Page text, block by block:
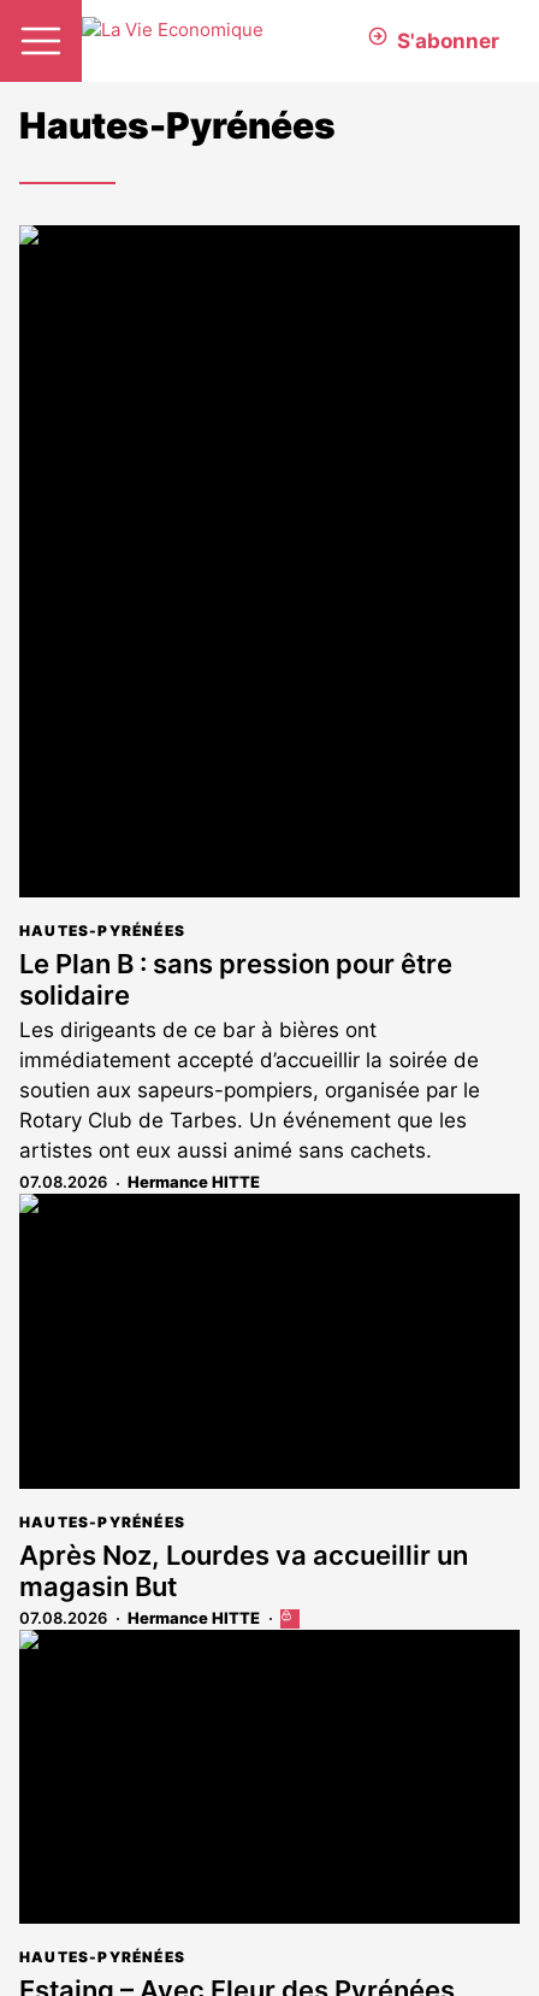
S'abonner
Hautes-Pyrénées
HAUTES-PYRÉNÉES
Le Plan B : sans pression pour être
solidaire
Les dirigeants de ce bar à bières ont
immédiatement accepté d’accueillir la soirée de
soutien aux sapeurs-pompiers, organisée par le
Rotary Club de Tarbes. Un événement que les
artistes ont eux aussi animé sans cachets.
07.08.2026 Hermance HITTE
HAUTES-PYRÉNÉES
Après Noz, Lourdes va accueillir un
magasin But
07.08.2026 Hermance HITTE
Cet
HAUTES-PYRÉNÉES